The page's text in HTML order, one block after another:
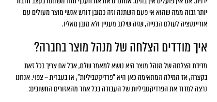
יותר גבוה ממה שהוא אי פעם השתנה וזה כמובן דורש אנשי מוצר מעולים עם
אוריינטציה לעולם הבנייה, שזה שילוב מעניין ולא מובן מאליו.
איך מודדים הצלחה של מנהל מוצר בחברה?
מדידת הצלחה של מנהל מוצר היא נושא למאמר שלם, אבל אם צריך בכל זאת
בקצרה, אז המילה המתאימה כאן היא ״פרדיקטביליות״, או בעברית – צפוי. אנחנו
נרצה למדוד את הפרדיקטביליות של העבודה בכל אחד מהאזורים החשובים: